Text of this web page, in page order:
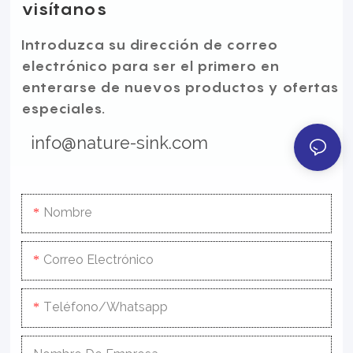
visítanos
Introduzca su dirección de correo
electrónico para ser el primero en
enterarse de nuevos productos y ofertas
especiales.
info@nature-sink.com
Nombre
Correo Electrónico
Teléfono/whatsapp